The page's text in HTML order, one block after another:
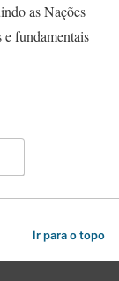
as Nações
e fundamentais
Ir para o topo